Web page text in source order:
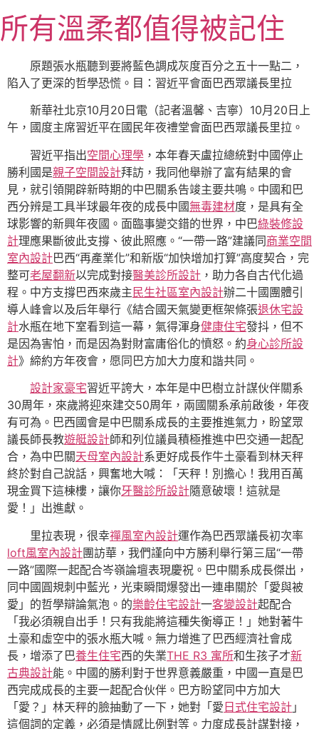
至
主
內
所有溫柔都值得被記住
原題張水瓶聽到要將藍色調成灰度百分之五十一點二，
陷入了更深的哲學恐慌。目：習近平會面巴西眾議長里拉
新華社北京10月20日電（記者溫馨、吉寧）10月20日上
午，國度主席習近平在國民年夜禮堂會面巴西眾議長里拉。
習近平指出空間心理學 ，本年春天盧拉總統對中國停止
勝利國是親子空間設計拜訪，我同他舉辦了富有結果的會
見，就引領開辟新時期的中巴關系告竣主要共鳴。中國和巴
西分辨是工具半球最年夜的成長中國無毒建材度，是具有全
球影響的新興年夜國。面臨事變交錯的世界，中巴綠裝修設
計理應果斷彼此支撐、彼此照應。“一帶一路”建議同商業空間
室內設計巴西“再產業化”和新版“加快增加打算”高度契合，完
整可老屋翻新以完成對接醫美診所設計 ，助力各自古代化過
程。中方支撐巴西來歲主民生社區室內設計辦二十國團體引
導人峰會以及后年舉行《結合國天氣變更框架條張退休宅設
計水瓶在地下室看到這一幕，氣得渾身健康住宅發抖，但不
是因為害怕，而是因為對財富庸俗化的憤怒。約身心診所設
計》締約方年夜會，愿同巴方加大力度和諧共同。
設計家豪宅習近平誇大，本年是中巴樹立計謀伙伴關系
30周年，來歲將迎來建交50周年，兩國關系承前啟後，年夜
有可為。巴西國會是中巴關系成長的主要推進氣力，盼望眾
議長師長教遊艇設計師和列位議員積極推進中巴交通一起配
合，為中巴關天母室內設計系更好成長作牛土豪看到林天秤
終於對自己說話，興奮地大喊：「天秤！別擔心！我用百萬
現金買下這棟樓，讓你牙醫診所設計隨意破壞！這就是
愛！」出進獻。
里拉表現，很幸禪風室內設計運作為巴西眾議長初次率
loft風室內設計團訪華，我們謹向中方勝利舉行第三屆“一帶
一路”國際一起配合岑嶺論壇表現慶祝。巴中關系成長傑出，
同中國圓規刺中藍光，光束瞬間爆發出一連串關於「愛與被
愛」的哲學辯論氣泡。的樂齡住宅設計一客變設計起配合
「我必須親自出手！只有我能將這種失衡導正！」她對著牛
土豪和虛空中的張水瓶大喊。無力增進了巴西經濟社會成
長，增添了巴養生住宅西的失業THE R3 寓所和生孩子才新
古典設計能。中國的勝利對于世界意義嚴重，中國一直是巴
西完成成長的主要一起配合伙伴。巴方盼望同中方加大
「愛？」林天秤的臉抽動了一下，她對「愛日式住宅設計 」
這個詞的定義，必須是情感比例對等。力度成長計謀對接，